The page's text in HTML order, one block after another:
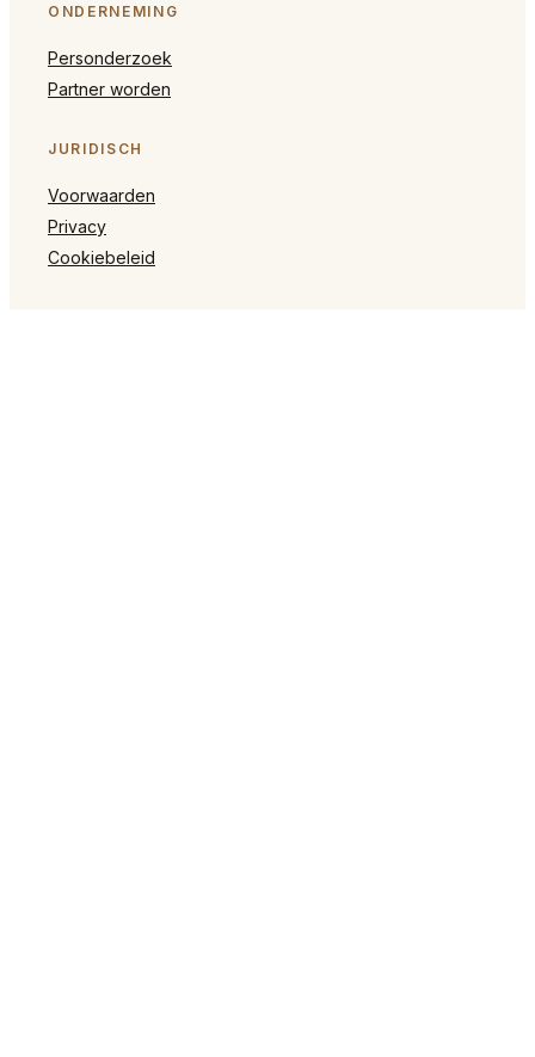
ONDERNEMING
Personderzoek
Partner worden
JURIDISCH
Voorwaarden
Privacy
Cookiebeleid